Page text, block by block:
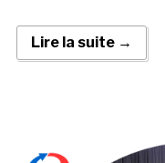
Lire la suite →